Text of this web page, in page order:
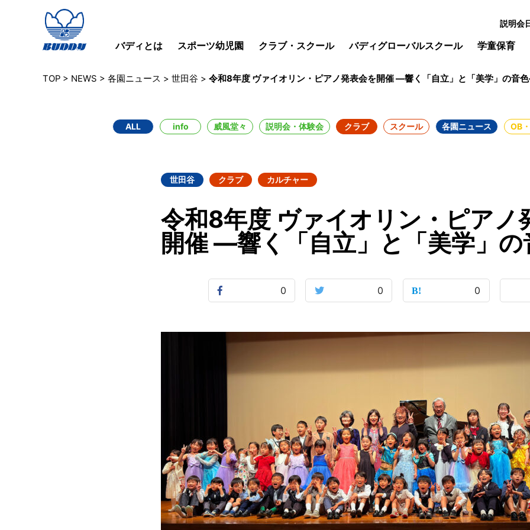
説明会
バディとは スポーツ幼児園 クラブ・スクール バディグローバルスクール 学童保育
TOP > NEWS > 各園ニュース > 世田谷 > 令和8年度 ヴァイオリン・ピアノ発表会を開催 ―響く「自立」と「美学」の音
ALL info 威風堂々 説明会・体験会 クラブ スクール 各園ニュース OB
世田谷 クラブ カルチャー
令和8年度 ヴァイオリン・ピアノ
開催 ―響く「自立」と「美学」
0 0 0